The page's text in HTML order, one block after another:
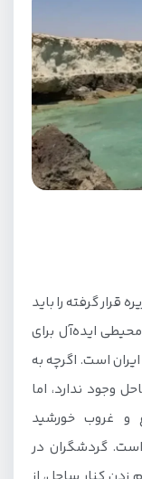
قرار گرفته را باید
ایده‌آل برای
است. اگرچه به
وجود ندارد، اما
و غروب خورشید
گردشگران در